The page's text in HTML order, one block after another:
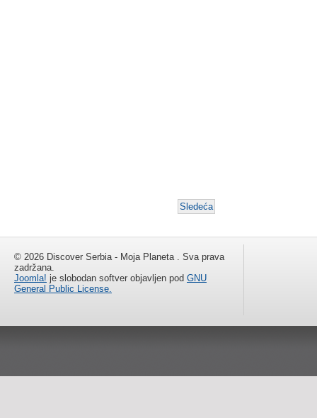
Sledeća
© 2026 Discover Serbia - Moja Planeta . Sva prava
zadržana.
Joomla! je slobodan softver objavljen pod GNU
General Public License.